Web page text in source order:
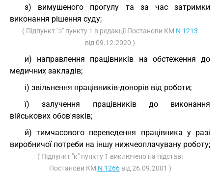
з) вимушеного прогулу та за час затримки
виконання рішення суду;
( Підпункт "з" пункту 1 в редакції Постанови КМ N 1213
від 09.12.2020 )
и) направлення працівників на обстеження до
медичних закладів;
і) звільнення працівників-донорів від роботи;
ї) залучення працівників до виконання
військових обов'язків;
й) тимчасового переведення працівника у разі
виробничої потреби на іншу нижчеоплачувану роботу;
( Підпункт "к" пункту 1 виключено на підставі
Постанови КМ N 1266від 26.09.2001 )